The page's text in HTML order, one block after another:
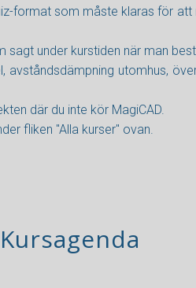
format som måste klaras för
sagt under kurstiden när man
avståndsdämpning utomhus,
där du inte kör MagiCAD.
fliken "Alla kurser" ovan.
Kursagenda